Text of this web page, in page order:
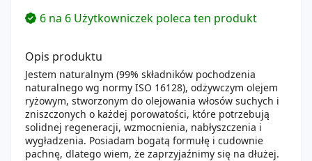
6 na 6 Użytkowniczek poleca ten produkt
Opis produktu
Jestem naturalnym (99% składników pochodzenia
naturalnego wg normy ISO 16128), odżywczym olejem
ryżowym, stworzonym do olejowania włosów suchych i
zniszczonych o każdej porowatości, które potrzebują
solidnej regeneracji, wzmocnienia, nabłyszczenia i
wygładzenia. Posiadam bogatą formułę i cudownie
pachnę, dlatego wiem, że zaprzyjaźnimy się na dłużej.